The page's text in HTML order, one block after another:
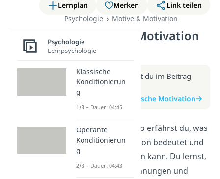
Lernplan Merken
Link teilen
Psychologie
Motive & Motivation
Extrinsische Motivation
(Video)
Weitere Infos erhältst du im Beitrag
zum Video
zum Beitrag: Extrinsische Motivation
In diesem Erklärvideo erfährst du, was
extrinsische Motivation bedeutet und
wie sie dich antreiben kann. Du lernst,
warum äußere Belohnungen und
Psychologie
Lernpsychologie
Klassische
Konditionierun
g
1/3 – Dauer: 04:45
Operante
Konditionierun
g
2/3 – Dauer: 04:43